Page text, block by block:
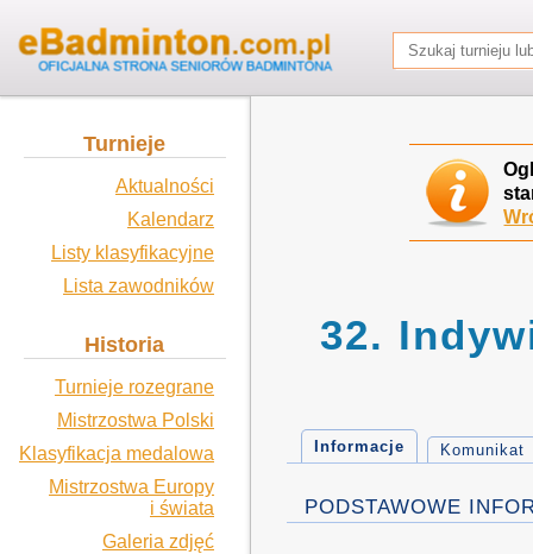
Turnieje
Aktualności
Kalendarz
Listy klasyfikacyjne
Lista zawodników
Historia
Turnieje rozegrane
Mistrzostwa Polski
Klasyfikacja medalowa
Mistrzostwa Europy
i świata
Galeria zdjęć
32.
Informacje Komunikat
PODSTAWOWE